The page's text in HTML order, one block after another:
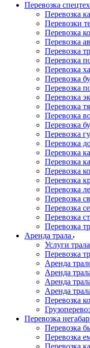
Перевозка
Перевозка
Перевозки
Перевозка
Перевозка
Перевозка
Перевозка
Перевозка
Перевозка
Перевозка
Перевозка
Перевозка
Перевозка
Перевозка
Перевозка
Перевозка
Перевозка
Перевозка
Перевозка
Перевозка
Перевозка
Перевозка
Перевозка
Перевозка
Перевозка
Аренда трала
Услуги трала
Перевозка
Аренда
Аренда
Аренда
Аренда
Перевозка
Перевозка
Перевозка
Перевозка
Перевозка